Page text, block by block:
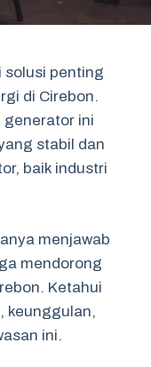
solusi penting
di Cirebon.
ini
stabil dan
baik industri
menjawab
mendorong
Ketahui
keunggulan,
ini.